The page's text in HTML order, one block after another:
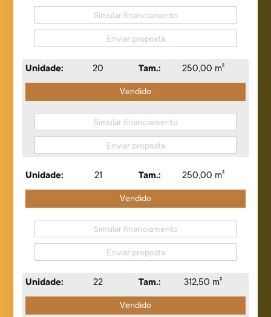
Simular financiamento
Enviar proposta
Unidade: 20 Tam.: 250,00 m²
Vendido
Simular financiamento
Enviar proposta
Unidade: 21 Tam.: 250,00 m²
Vendido
Simular financiamento
Enviar proposta
Unidade: 22 Tam.: 312,50 m²
Vendido